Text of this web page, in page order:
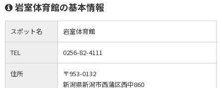
岩室体育館の基本情報
スポット名 岩室体育館
TEL 0256-82-4111
住所
〒953-0132
新潟県新潟市西蒲区西中860